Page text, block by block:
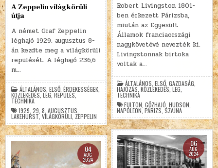
Robert Livingston 1801-
ben érkezett Párizsba,
miután az Egyesült
Államok franciaországi
nagykövetévé nevezték ki.
Livingstonnak birtoka
voltak a…
ÁLTALÁNOS ,ELSŐ ,GAZDASÁG
HAJÓZÁS ,KÖZLEKEDÉS ,LEG
TECHNIKA
FULTON ,GŐZHAJÓ ,HUDSON
NAPÓLEON,PÁRIZS ,SZAJNA
A Zeppelin világkörüli
útja
A német Graf Zeppelin
léghajó 1929. augusztus 8-
án kezdte meg a világkörüli
repülését. A léghajó 236,6
m…
ÁLTALÁNOS ,ELSŐ ,ÉRDEKESSÉGEK
KÖZLEKEDÉS ,LEG ,REPÜLÉS
TECHNIKA
1929 ,29 ,8 ,AUGUSZTUS
LAKEHURST,VILÁGKÖRÜLI ZEPPELIN
06
AUG
2024
04
AUG
2024